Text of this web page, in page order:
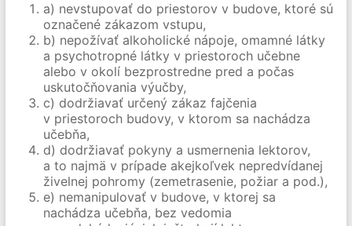
a) nevstupovať do priestorov v budove, ktoré sú
označené zákazom vstupu,
b) nepožívať alkoholické nápoje, omamné látky
a psychotropné látky v priestoroch učebne
alebo v okolí bezprostredne pred a počas
uskutočňovania výučby,
c) dodržiavať určený zákaz fajčenia
v priestoroch budovy, v ktorom sa nachádza
učebňa,
d) dodržiavať pokyny a usmernenia lektorov,
a to najmä v prípade akejkoľvek nepredvídanej
živelnej pohromy (zemetrasenie, požiar a pod.),
e) nemanipulovať v budove, v ktorej sa
nachádza učebňa, bez vedomia